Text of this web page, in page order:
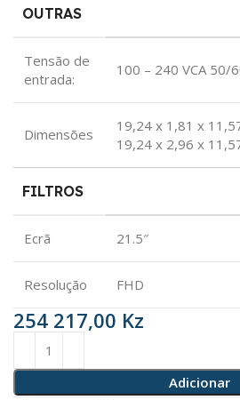
OUTRAS
Tensão de
entrada:
100 – 240 VCA 50/
Dimensões
19,24 x 1,81 x
19,24 x 2,96 x
FILTROS
Ecrã 21.5″
Resolução FHD
254 217,00 Kz
Adicionar